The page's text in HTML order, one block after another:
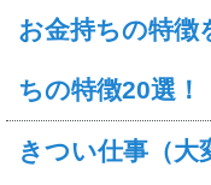
お金持ちの特徴
ちの特徴20選！
きつい仕事（大